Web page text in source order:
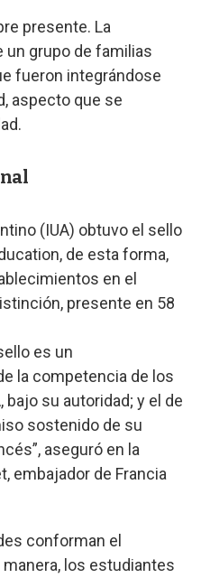
presente. La
un grupo de familias
fueron integrándose
aspecto que se
(IUA) obtuvo el sello
de esta forma,
en el
presente en 58
es un
la competencia de los
su autoridad; y el de
sostenido de su
aseguró en la
embajador de Francia
conforman el
manera, los estudiantes